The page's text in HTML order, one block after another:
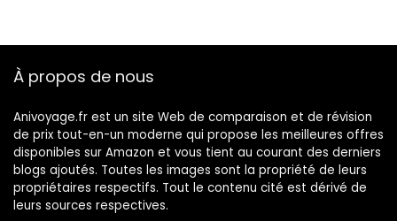
Rangement de
étanche
120 cm pour
À propos de nous
Anivoyage.fr est un site Web de comparaison et de révision
de prix tout-en-un moderne qui propose les meilleures offres
disponibles sur Amazon et vous tient au courant des derniers
blogs ajoutés. Toutes les images sont la propriété de leurs
propriétaires respectifs. Tout le contenu cité est dérivé de
leurs sources respectives.